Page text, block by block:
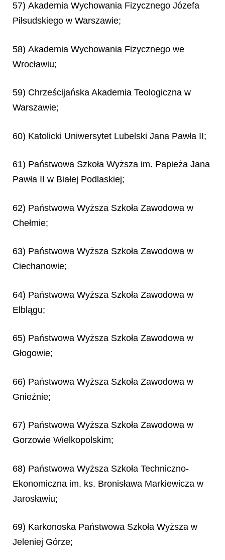
57) Akademia Wychowania Fizycznego Józefa
Piłsudskiego w Warszawie;
58) Akademia Wychowania Fizycznego we
Wrocławiu;
59) Chrześcijańska Akademia Teologiczna w
Warszawie;
60) Katolicki Uniwersytet Lubelski Jana Pawła II;
61) Państwowa Szkoła Wyższa im. Papieża Jana
Pawła II w Białej Podlaskiej;
62) Państwowa Wyższa Szkoła Zawodowa w
Chełmie;
63) Państwowa Wyższa Szkoła Zawodowa w
Ciechanowie;
64) Państwowa Wyższa Szkoła Zawodowa w
Elblągu;
65) Państwowa Wyższa Szkoła Zawodowa w
Głogowie;
66) Państwowa Wyższa Szkoła Zawodowa w
Gnieźnie;
67) Państwowa Wyższa Szkoła Zawodowa w
Gorzowie Wielkopolskim;
68) Państwowa Wyższa Szkoła Techniczno-
Ekonomiczna im. ks. Bronisława Markiewicza w
Jarosławiu;
69) Karkonoska Państwowa Szkoła Wyższa w
Jeleniej Górze;